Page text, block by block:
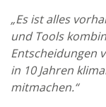
„Es ist alles
und Tools
Entscheidungen
in 10 Jahren
mitmachen.“